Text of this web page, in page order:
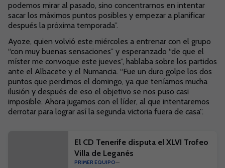
podemos mirar al pasado, sino concentrarnos en intentar
sacar los máximos puntos posibles y empezar a planificar
después la próxima temporada”.
Ayoze, quien volvió este miércoles a entrenar con el grupo
“con muy buenas sensaciones” y esperanzado “de que el
míster me convoque este jueves”, hablaba sobre los partidos
ante el Albacete y el Numancia. “Fue un duro golpe los dos
puntos que perdimos el domingo, ya que teníamos mucha
ilusión y después de eso el objetivo se nos puso casi
imposible. Ahora jugamos con el líder, al que intentaremos
derrotar para lograr así la segunda victoria fuera de casa”.
El CD Tenerife disputa el XLVI Trofeo
Villa de Leganés
PRIMER EQUIPO